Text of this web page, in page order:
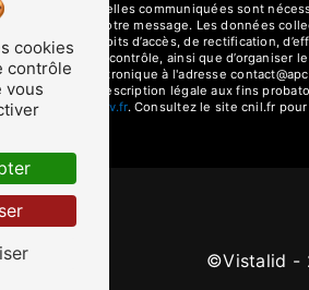
personnelles communiquées sont
de répondre à votre message. Les données
disposez de droits d’accès, de rectification,
autorité de contrôle, ainsi que d’organiser
par courrier électronique à l'adresse
la durée de prescription légale aux fins
Bloctel.gouv.fr. Consultez le site cnil.fr
©Vistalid -
cookies
contrôle
vous